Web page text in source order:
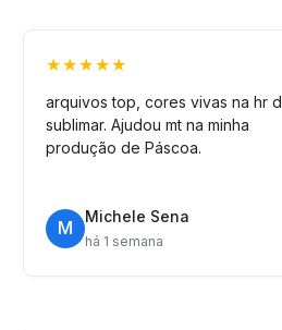
★★★★★
arquivos top, cores vivas na hr
sublimar. Ajudou mt na minha
produção de Páscoa.
M
Michele Sena
há 1 semana